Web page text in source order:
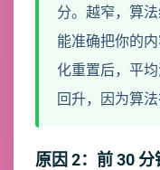
分。越窄，算
能准确把你的
化重置后，平
回升，因为算法
原因 2：前 30